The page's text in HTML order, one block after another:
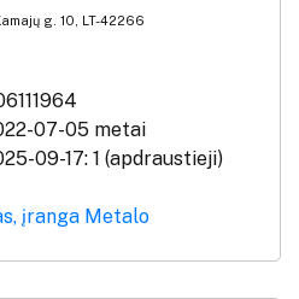
g. 10, LT-42266
07-05 metai
09-17: 1 (apdraustieji)
įranga Metalo